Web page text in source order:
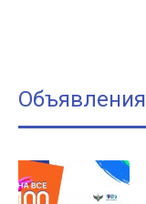
Объявления